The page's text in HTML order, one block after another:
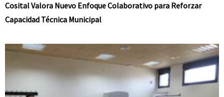
Cosital Valora Nuevo Enfoque Colaborativo para Reforzar
Capacidad Técnica Municipal